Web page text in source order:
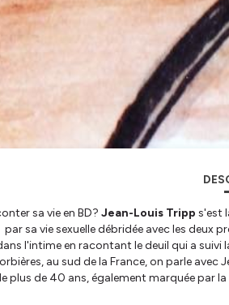
sa vie en BD? Jean-Louis Tripp s'est
sa vie sexuelle débridée avec les deux
l'intime en racontant le deuil qui a
au sud de la France, on parle
plus de 40 ans, également marquée par